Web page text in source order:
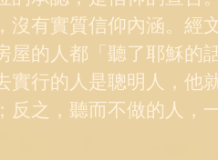
沒有實質信仰內涵。經
屋的人都「聽了耶穌的
實行的人是聰明人，他
反之，聽而不做的人，